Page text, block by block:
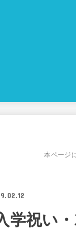
本ページ
学祝い